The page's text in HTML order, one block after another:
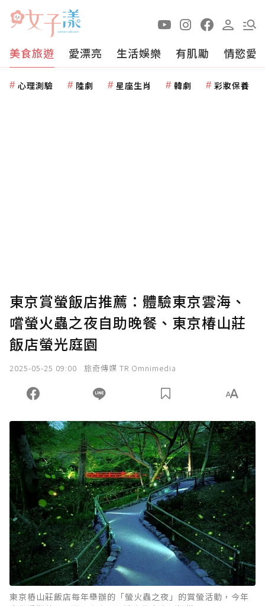
美食旅遊 愛漂亮 生活娛樂 有肌勵 情慾愛
心理測驗 陸劇 星座生肖 韓劇 彩妝保養
東京賞螢飯店推薦：體驗東京雲海、
嚐螢火蟲之夜自助晚餐、東京椿山莊
飯店螢光庭園
2025-05-25 09:00 旅奇傳媒 TR Omnimedia
東京樁山莊飯店每年舉辦的「螢火蟲之夜」的賞螢活動，今年